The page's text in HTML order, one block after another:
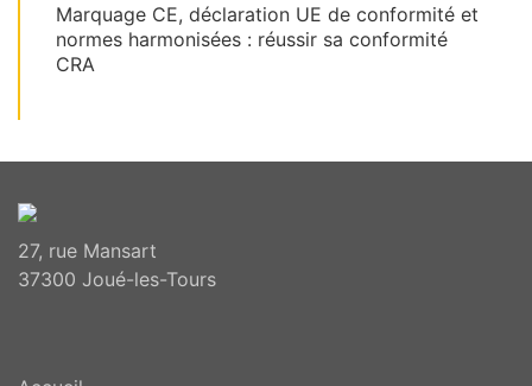
Marquage CE, déclaration UE de conformité et
normes harmonisées : réussir sa conformité
CRA
27, rue Mansart
37300 Joué-les-Tours